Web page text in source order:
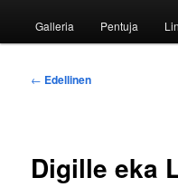
Galleria Pentuja
Artikkelien
← Edellinen
Digille eka